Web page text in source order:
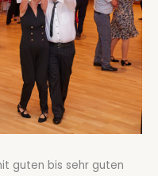
guten bis sehr guten